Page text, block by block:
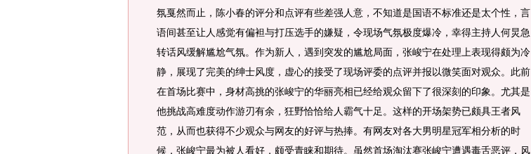
氛戛然而止，陈小春的评分和点评有些差强人意，不知道是国语不标准还是太个性，言
语间甚至让人感觉有偏袒与打压选手的嫌疑，令现场气氛极度爆冷，幸得主持人何炅急
转话风缓解尴尬气氛。作为新人，遇到突发的尴尬局面，张峻宁在处理上表现得颇为冷
静，展现了完美的绅士风度，虚心的接受了现场评委的点评并报以微笑面对观众。此前
在首场比赛中，身材高挑的张峻宁的华丽亮相已经给观众留下了很深刻的印象。尤其是
他挑战高难度动作游刃有余，狂野恰恰给人霸气十足。这样的开场架势已颇具王者风
范，从而也获得不少观众与网友的好评与热捧。有网友对各大男明星冠军相分析的时
候，张峻宁最为被人看好，颇受青睐和期待。虽然首场淘汰赛张峻宁遭遇毒舌恶评，风